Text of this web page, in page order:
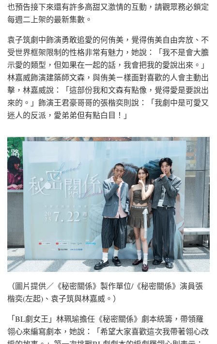
也預告接下來還有許多高甜又激情的互動，請觀眾務必鎖定
每週二上架的最新集數。
袁子筑劇中飾演勇敢追愛的何侑美，覺得侑美自由奔放、不
受世界框架限制的性格非常有魅力，她說：「我不是會大膽
示愛的類型，但如果在一起的話，我會把我的愛說出來。」
林嘉威飾演建築師文森，與侑美ㄧ樣面對喜歡的人會主動出
擊，林嘉威說：「這部份我和文森有點像，覺得愛是要說出
來的。」飾演王君豪哥哥的張楷奕則說：「我劇中是可愛又
迷人的反派，愛弟弟但有點白目！」
（圖片提供／《秘密關係》製作單位/《秘密關係》演員張
楷奕(左起)、袁子筑與林嘉威。）
「BL劇女王」林珮瑜擔任《秘密關係》劇本統籌，帶領羅
翎心來編寫劇本，她說：「希望大家喜歡這次我帶著翎心改